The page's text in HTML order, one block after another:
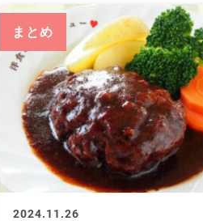
まとめ
2024.11.26